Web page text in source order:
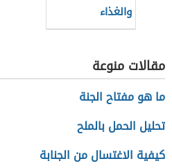
والغذاء
مقالات منوعة
ما هو مفتاح الجنة
تحليل الحمل بالملح
كيفية الاغتسال من الجنابة